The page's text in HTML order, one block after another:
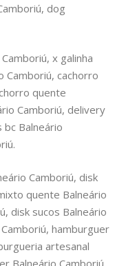
dog
x galinha
Camboriú, cachorro
quente
Camboriú, delivery
bc Balneário
Camboriú, disk
quente Balneário
disk sucos Balneário
hamburguer
artesanal
Balneário Camboriú.